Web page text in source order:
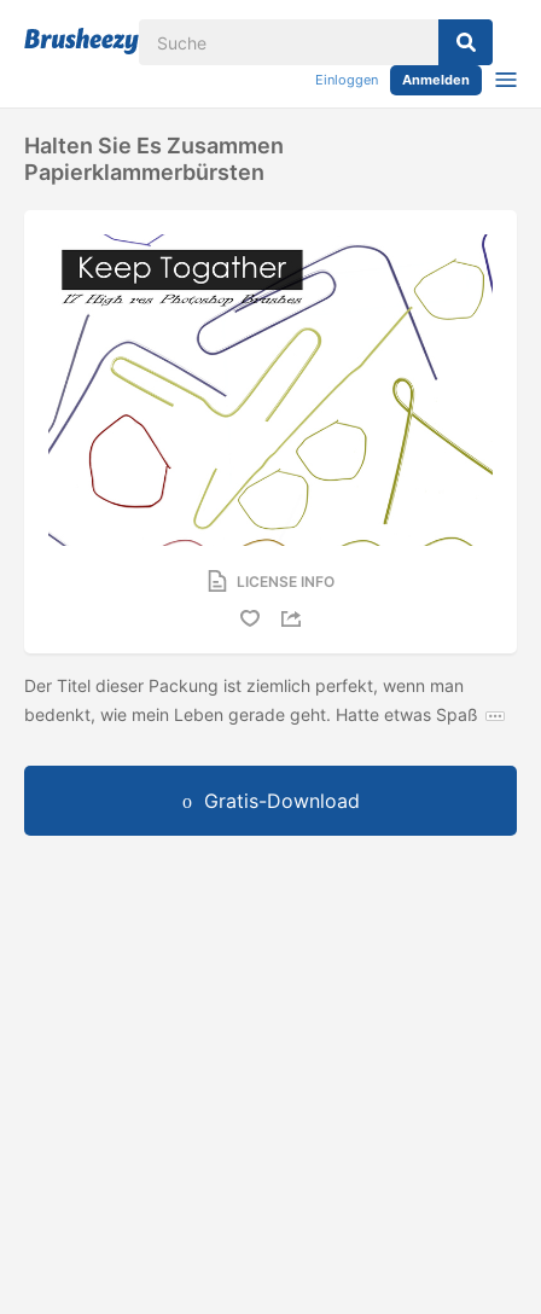
Einloggen Anmelden
Halten Sie Es Zusammen
Papierklammerbürsten
LICENSE INFO
Der Titel dieser Packung ist ziemlich perfekt, wenn man
bedenkt, wie mein Leben gerade geht. Hatte etwas Spaß
Gratis-Download